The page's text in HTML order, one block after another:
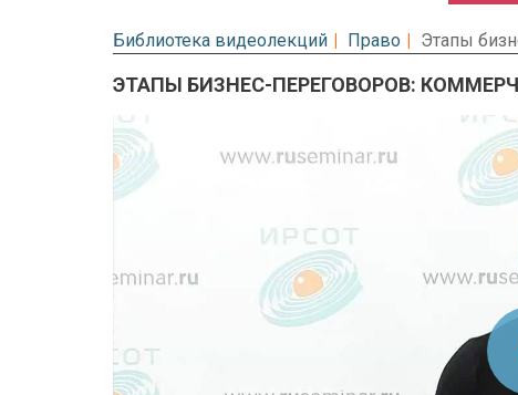
Библиотека видеолекций Право Этапы
ЭТАПЫ БИЗНЕС-ПЕРЕГОВОРОВ:
Предварительный просмотр.